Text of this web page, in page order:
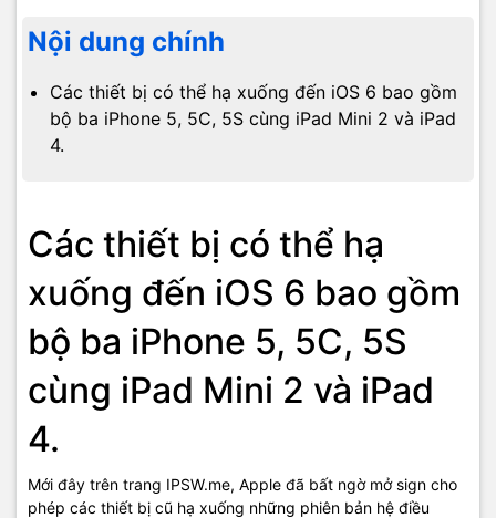
Nội dung chính
Các thiết bị có thể hạ xuống đến iOS 6 bao gồm
bộ ba iPhone 5, 5C, 5S cùng iPad Mini 2 và iPad
4.
Các thiết bị có thể hạ
xuống đến iOS 6 bao gồm
bộ ba iPhone 5, 5C, 5S
cùng iPad Mini 2 và iPad
4.
Mới đây trên trang IPSW.me, Apple đã bất ngờ mở sign cho
phép các thiết bị cũ hạ xuống những phiên bản hệ điều